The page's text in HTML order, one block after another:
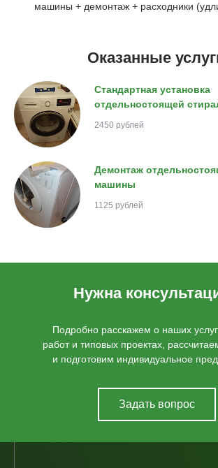
машины + демонтаж + расходники
Оказанные
Стандартная установка
отдельностоящей
2450 рублей
Демонтаж
машины
1125 рублей
Нужна
Подробно расскажем о наших
работ и типовых проектах,
и подготовим индивидуальное
Задать вопрос